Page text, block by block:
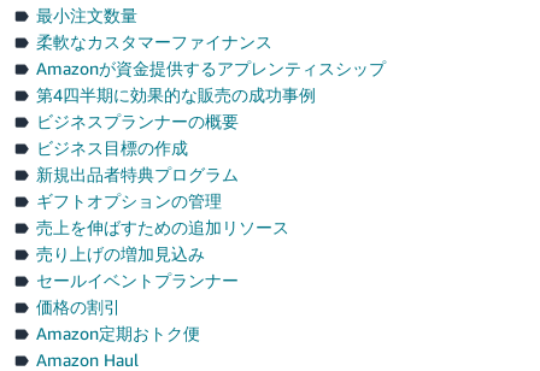
最小注文数量
柔軟なカスタマーファイナンス
Amazonが資金提供するアプレンティスシップ
第4四半期に効果的な販売の成功事例
ビジネスプランナーの概要
ビジネス目標の作成
新規出品者特典プログラム
ギフトオプションの管理
売上を伸ばすための追加リソース
売り上げの増加見込み
セールイベントプランナー
価格の割引
Amazon定期おトク便
Amazon Haul